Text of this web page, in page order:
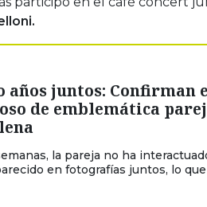
años juntos: Confirman
de emblemática
la pareja no ha
en fotografías juntos, lo